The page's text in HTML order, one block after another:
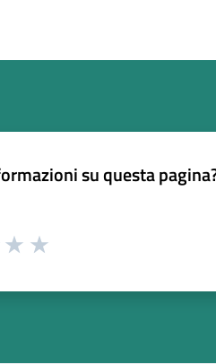
su questa